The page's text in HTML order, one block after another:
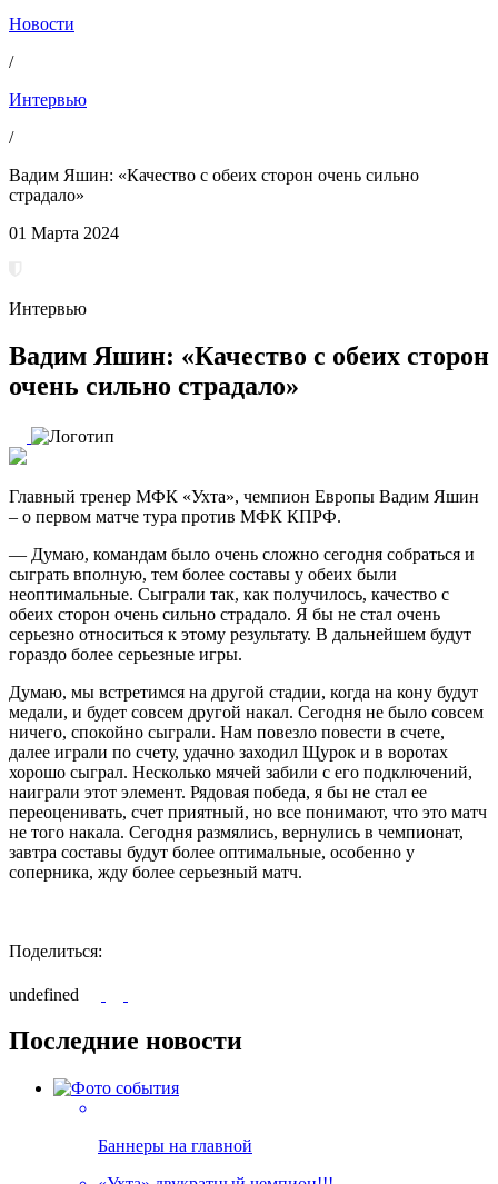
Новости
/
Интервью
/
Вадим Яшин: «Качество с обеих сторон очень сильно
страдало»
01 Марта 2024
Интервью
Вадим Яшин: «Качество с обеих сторон
очень сильно страдало»
Главный тренер МФК «Ухта», чемпион Европы Вадим Яшин
– о первом матче тура против МФК КПРФ.
— Думаю, командам было очень сложно сегодня собраться и
сыграть вполную, тем более составы у обеих были
неоптимальные. Сыграли так, как получилось, качество с
обеих сторон очень сильно страдало. Я бы не стал очень
серьезно относиться к этому результату. В дальнейшем будут
гораздо более серьезные игры.
Думаю, мы встретимся на другой стадии, когда на кону будут
медали, и будет совсем другой накал. Сегодня не было совсем
ничего, спокойно сыграли. Нам повезло повести в счете,
далее играли по счету, удачно заходил Щурок и в воротах
хорошо сыграл. Несколько мячей забили с его подключений,
наиграли этот элемент. Рядовая победа, я бы не стал ее
переоценивать, счет приятный, но все понимают, что это матч
не того накала. Сегодня размялись, вернулись в чемпионат,
завтра составы будут более оптимальные, особенно у
соперника, жду более серьезный матч.
Поделиться:
undefined
Последние новости
Баннеры на главной